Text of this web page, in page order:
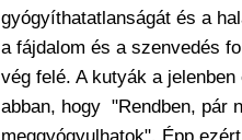
gyógyíthatatlanságát és a
a fájdalom és a szenvedés
vég felé. A kutyák a
abban, hogy "Rendben, pár